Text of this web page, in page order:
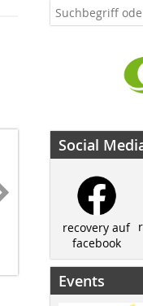
Social
recovery auf
facebook
Events